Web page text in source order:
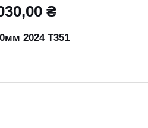
₴
2024 Т351